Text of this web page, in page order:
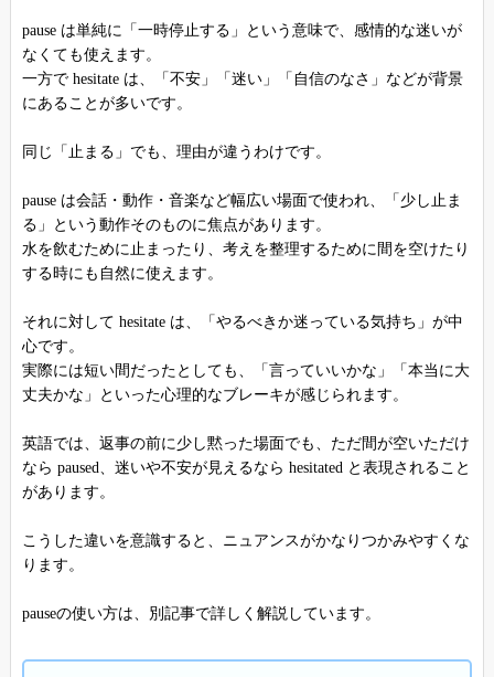
pause は単純に「一時停止する」という意味で、感情的な迷いが
なくても使えます。
一方で hesitate は、「不安」「迷い」「自信のなさ」などが背景
にあることが多いです。
同じ「止まる」でも、理由が違うわけです。
pause は会話・動作・音楽など幅広い場面で使われ、「少し止ま
る」という動作そのものに焦点があります。
水を飲むために止まったり、考えを整理するために間を空けたり
する時にも自然に使えます。
それに対して hesitate は、「やるべきか迷っている気持ち」が中
心です。
実際には短い間だったとしても、「言っていいかな」「本当に大
丈夫かな」といった心理的なブレーキが感じられます。
英語では、返事の前に少し黙った場面でも、ただ間が空いただけ
なら paused、迷いや不安が見えるなら hesitated と表現されること
があります。
こうした違いを意識すると、ニュアンスがかなりつかみやすくな
ります。
pauseの使い方は、別記事で詳しく解説しています。